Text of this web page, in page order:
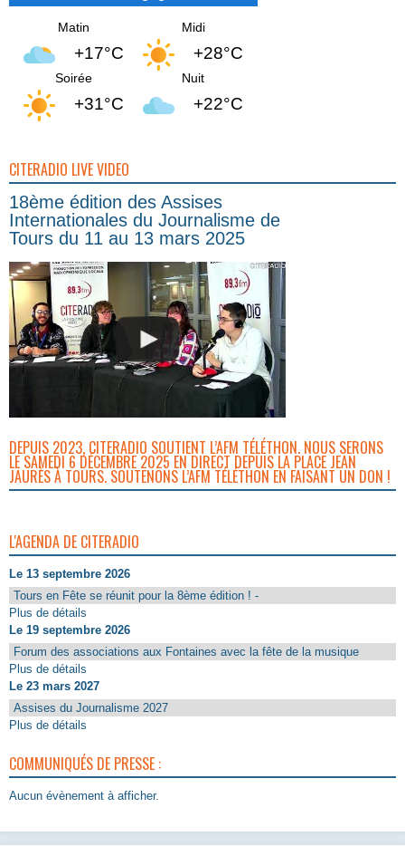
Matin
+17°C
Midi
+28°C
Soirée
+31°C
Nuit
+22°C
CITERADIO LIVE VIDEO
18ème édition des Assises
Internationales du Journalisme de
Tours du 11 au 13 mars 2025
DEPUIS 2023, CITERADIO SOUTIENT L’AFM TÉLÉTHON. NOUS SERONS
LE SAMEDI 6 DÉCEMBRE 2025 EN DIRECT DEPUIS LA PLACE JEAN
JAURÈS À TOURS. SOUTENONS L’AFM TÉLÉTHON EN FAISANT UN DON !
L'AGENDA DE CITERADIO
Le 13 septembre 2026
Tours en Fête se réunit pour la 8ème édition ! -
Plus de détails
Le 19 septembre 2026
Forum des associations aux Fontaines avec la fête de la musique
Plus de détails
Le 23 mars 2027
Assises du Journalisme 2027
Plus de détails
COMMUNIQUÉS DE PRESSE :
Aucun évènement à afficher.